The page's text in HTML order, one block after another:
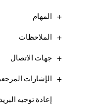
المهام
الملاحظات
جهات الاتصال
الإشارات
إعادة توجيه